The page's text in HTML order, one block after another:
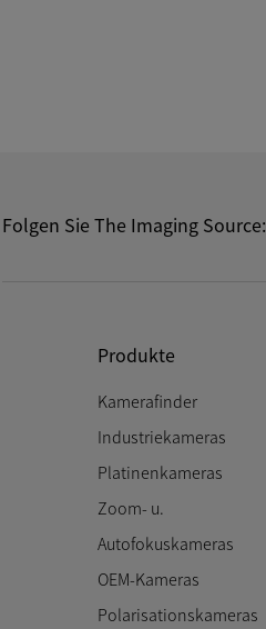
Folgen Sie The Imaging Source:
Produkte
Kamerafinder
Industriekameras
Platinenkameras
Zoom- u.
Autofokuskameras
OEM-Kameras
Polarisationskameras